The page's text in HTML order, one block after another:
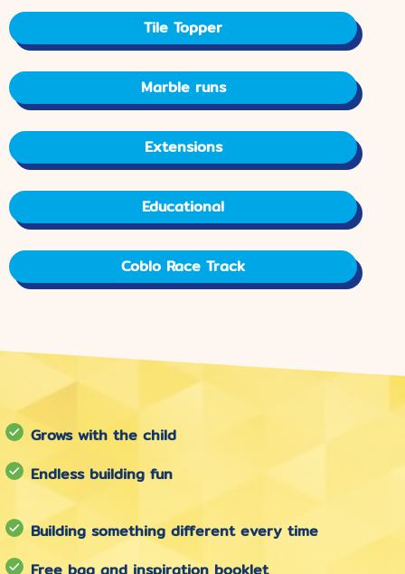
Tile Topper
Marble runs
Extensions
Educational
Coblo Race Track
Grows with the child
Endless building fun
Building something different every time
Free bag and inspiration booklet